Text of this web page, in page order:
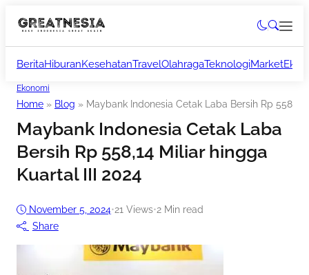
BeritaHiburanKesehatanTravelOlahragaTeknologiMarket
Ekonomi
Home » Blog » Maybank Indonesia Cetak Laba Bersih Rp
Maybank Indonesia Cetak Laba
Bersih Rp 558,14 Miliar hingga
Kuartal III 2024
November 5, 2024•21 Views•2 Min read
Share